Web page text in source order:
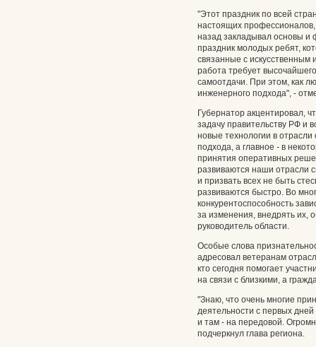
"Этот праздник по всей
настоящих
назад закладывал основы и
праздник молодых ребят,
связанные с искусственным
работа требует
самоотдачи. При этом, как
инженерного подхода", -
Губернатор акцентировал,
задачу правительству РФ и
новые технологии в отрасли
подхода, а главное - в
принятия оперативных
развиваются наши отрасли
и призвать всех не быть
развиваются быстро. Во
конкурентоспособность
за изменения, внедрять их,
руководитель области.
Особые слова
адресовал ветеранам
кто сегодня помогает
на связи с близкими, а
"Знаю, что очень многие
деятельности с первых
и там - на передовой.
подчеркнул глава региона.